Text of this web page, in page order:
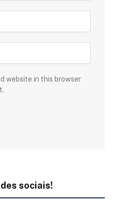
website in this browser
sociais!